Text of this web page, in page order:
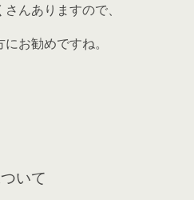
んありますので、
お勧めですね。
いて